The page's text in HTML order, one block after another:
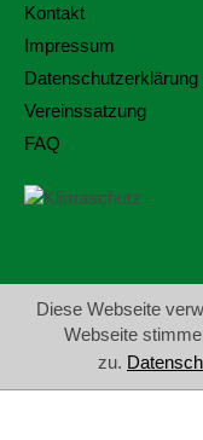
Kontakt
Impressum
Datenschutzerklärung
Vereinssatzung
FAQ
Diese Webseite
Webseite
zu.